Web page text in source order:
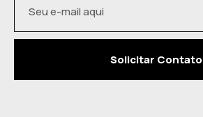
Solicitar Contato